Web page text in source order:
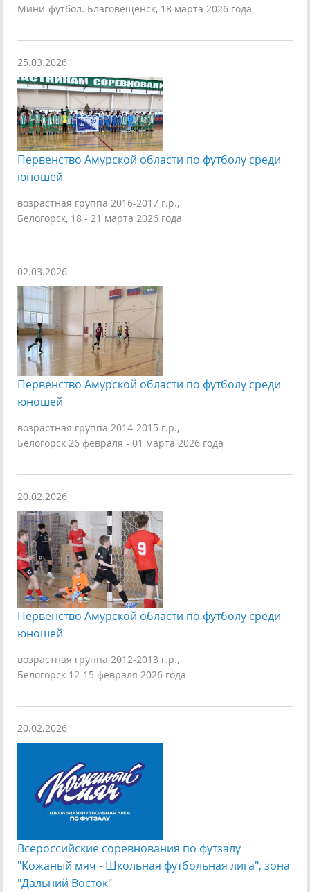
Мини-футбол. Благовещенск, 18 марта 2026 года
25.03.2026
Первенство Амурской области по футболу среди
юношей
возрастная группа 2016-2017 г.р.,
Белогорск, 18 - 21 марта 2026 года
02.03.2026
Первенство Амурской области по футболу среди
юношей
возрастная группа 2014-2015 г.р.,
Белогорск 26 февраля - 01 марта 2026 года
20.02.2026
Первенство Амурской области по футболу среди
юношей
возрастная группа 2012-2013 г.р.,
Белогорск 12-15 февраля 2026 года
20.02.2026
Всероссийские соревнования по футзалу
"Кожаный мяч - Школьная футбольная лига", зона
"Дальний Восток"